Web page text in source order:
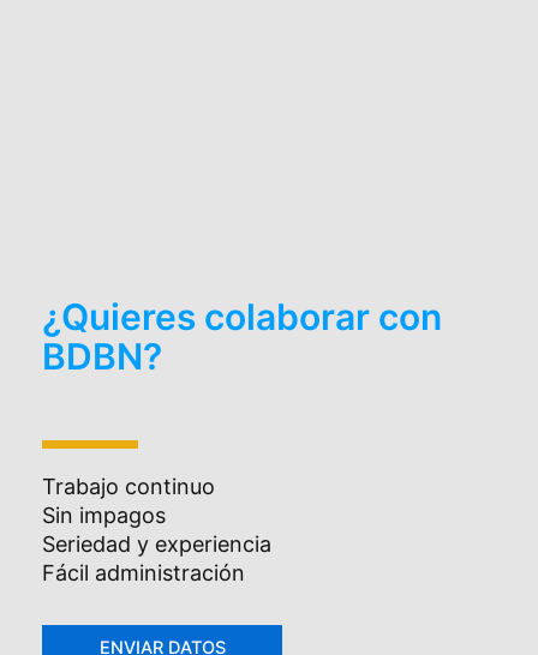
¿Quieres colaborar con
BDBN?
Trabajo continuo
Sin impagos
Seriedad y experiencia
Fácil administración